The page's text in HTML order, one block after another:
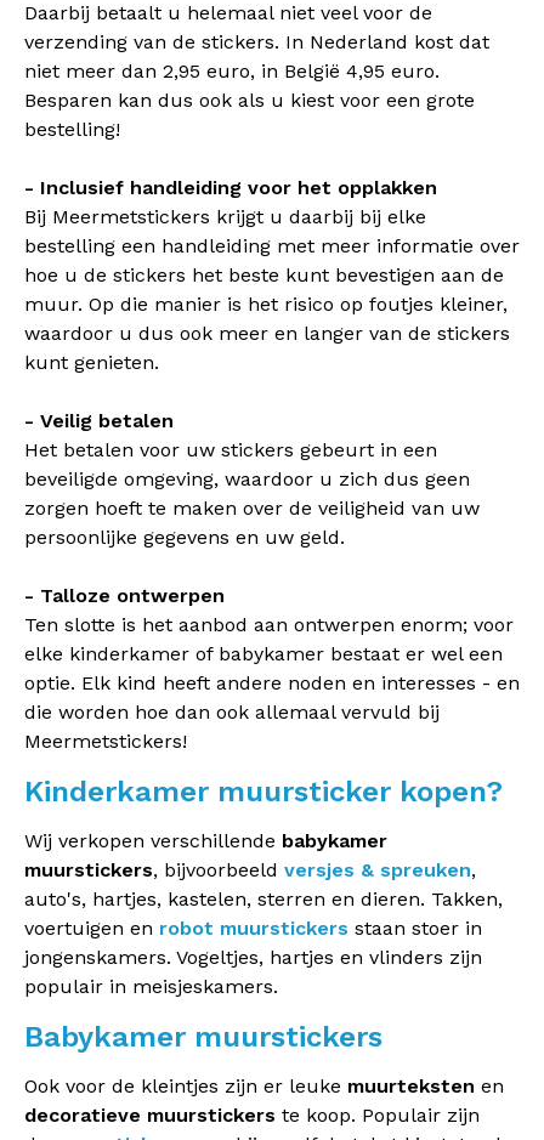
Daarbij betaalt u helemaal niet veel voor de
verzending van de stickers. In Nederland kost dat
niet meer dan 2,95 euro, in België 4,95 euro.
Besparen kan dus ook als u kiest voor een grote
bestelling!
- Inclusief handleiding voor het opplakken
Bij Meermetstickers krijgt u daarbij bij elke
bestelling een handleiding met meer informatie over
hoe u de stickers het beste kunt bevestigen aan de
muur. Op die manier is het risico op foutjes kleiner,
waardoor u dus ook meer en langer van de stickers
kunt genieten.
- Veilig betalen
Het betalen voor uw stickers gebeurt in een
beveiligde omgeving, waardoor u zich dus geen
zorgen hoeft te maken over de veiligheid van uw
persoonlijke gegevens en uw geld.
- Talloze ontwerpen
Ten slotte is het aanbod aan ontwerpen enorm; voor
elke kinderkamer of babykamer bestaat er wel een
optie. Elk kind heeft andere noden en interesses - en
die worden hoe dan ook allemaal vervuld bij
Meermetstickers!
Kinderkamer muursticker kopen?
Wij verkopen verschillende babykamer
muurstickers, bijvoorbeeld versjes & spreuken,
auto's, hartjes, kastelen, sterren en dieren. Takken,
voertuigen en robot muurstickers staan stoer in
jongenskamers. Vogeltjes, hartjes en vlinders zijn
populair in meisjeskamers.
Babykamer muurstickers
Ook voor de kleintjes zijn er leuke muurteksten en
decoratieve muurstickers te koop. Populair zijn